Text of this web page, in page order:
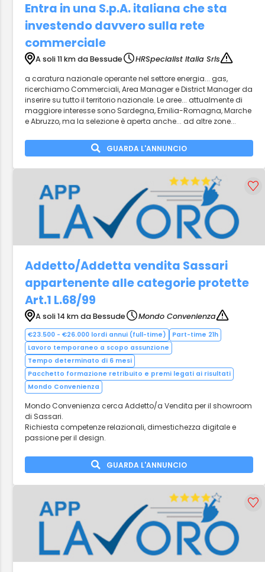
Entra in una S.p.A. italiana che sta
investendo davvero sulla rete
commerciale
A soli 11 km da Bessude
HRSpecialist Italia Srls
a caratura nazionale operante nel settore energia... gas,
ricerchiamo Commerciali, Area Manager e District Manager da
inserire su tutto il territorio nazionale. Le aree... attualmente di
maggiore interesse sono Sardegna, Emilia-Romagna, Marche
e Abruzzo, ma la selezione è aperta anche... ad altre zone...
GUARDA L'ANNUNCIO
Addetto/Addetta vendita Sassari
appartenente alle categorie protette
Art.1 L.68/99
A soli 14 km da Bessude Mondo Convenienza
€23.500 - €26.000 lordi annui (full-time)
Part-time 21h
Lavoro temporaneo a scopo assunzione
Tempo determinato di 6 mesi
Pacchetto formazione retribuito e premi legati ai risultati
Mondo Convenienza
Mondo Convenienza cerca Addetto/a Vendita per il showroom
di Sassari.
Richiesta competenze relazionali, dimestichezza digitale e
passione per il design.
GUARDA L'ANNUNCIO